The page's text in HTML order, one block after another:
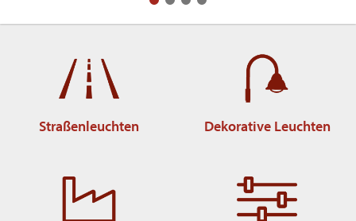
Straßenleuchten Dekorative Leuchten